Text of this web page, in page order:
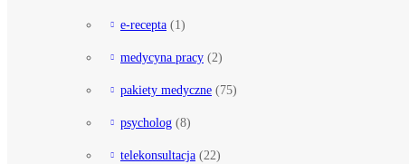
e-recepta (1)
medycyna pracy (2)
pakiety medyczne (75)
psycholog (8)
telekonsultacja (22)